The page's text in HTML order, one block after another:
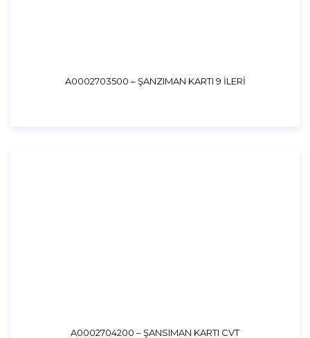
A0002703500 – ŞANZIMAN KARTI 9 İLERİ
A0002704200 – ŞANSIMAN KARTI CVT